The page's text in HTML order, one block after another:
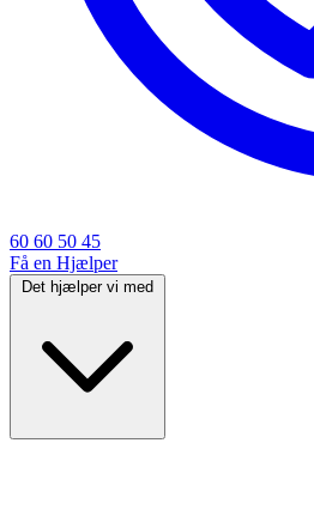
60 60 50 45
Få en Hjælper
Det hjælper vi med